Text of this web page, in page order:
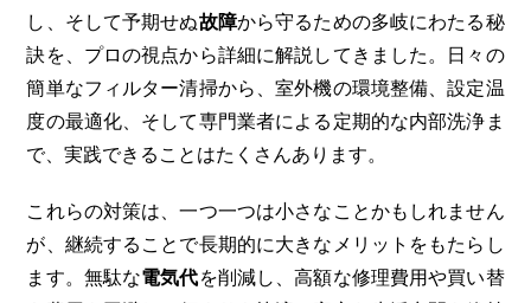
し、そして予期せぬ故障から守るための多岐にわたる秘
訣を、プロの視点から詳細に解説してきました。日々の
簡単なフィルター清掃から、室外機の環境整備、設定温
度の最適化、そして専門業者による定期的な内部洗浄ま
で、実践できることはたくさんあります。
これらの対策は、一つ一つは小さなことかもしれません
が、継続することで長期的に大きなメリットをもたらし
ます。無駄な電気代を削減し、高額な修理費用や買い替